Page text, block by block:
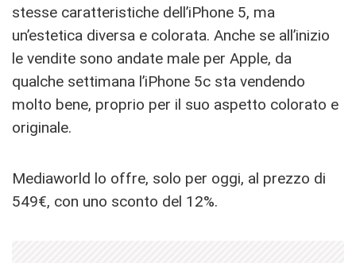
stesse caratteristiche dell’iPhone 5, ma
un’estetica diversa e colorata. Anche se all’inizio
le vendite sono andate male per Apple, da
qualche settimana l’iPhone 5c sta vendendo
molto bene, proprio per il suo aspetto colorato e
originale.
Mediaworld lo offre, solo per oggi, al prezzo di
549€, con uno sconto del 12%.